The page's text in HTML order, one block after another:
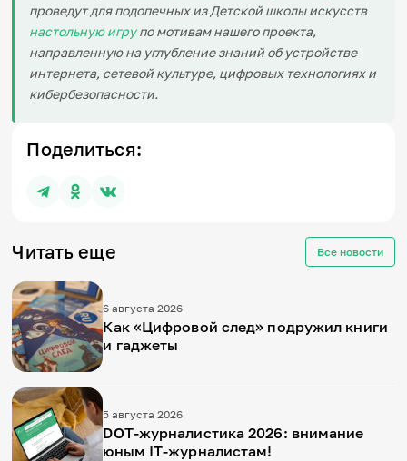
проведут для подопечных из Детской школы искусств
настольную игрупо мотивам нашего проекта,
направленную на углубление знаний об устройстве
интернета, сетевой культуре, цифровых технологиях и
кибербезопасности.
Поделиться:
Читать еще Все новости
6 августа 2026
Как «Цифровой след» подружил книги
и гаджеты
5 августа 2026
DOT-журналистика 2026: внимание
юным IT-журналистам!